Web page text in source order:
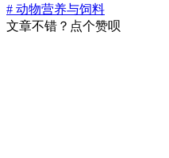
# 动物营养与饲料
文章不错？点个赞呗